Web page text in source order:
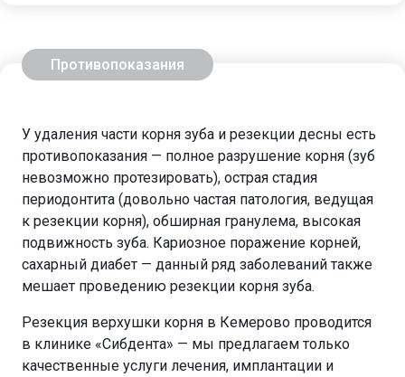
Противопоказания
У удаления части корня зуба и резекции десны есть
противопоказания — полное разрушение корня (зуб
невозможно протезировать), острая стадия
периодонтита (довольно частая патология, ведущая
к резекции корня), обширная гранулема, высокая
подвижность зуба. Кариозное поражение корней,
сахарный диабет — данный ряд заболеваний также
мешает проведению резекции корня зуба.
Резекция верхушки корня в Кемерово проводится
в клинике «Сибдента» — мы предлагаем только
качественные услуги лечения, имплантации и